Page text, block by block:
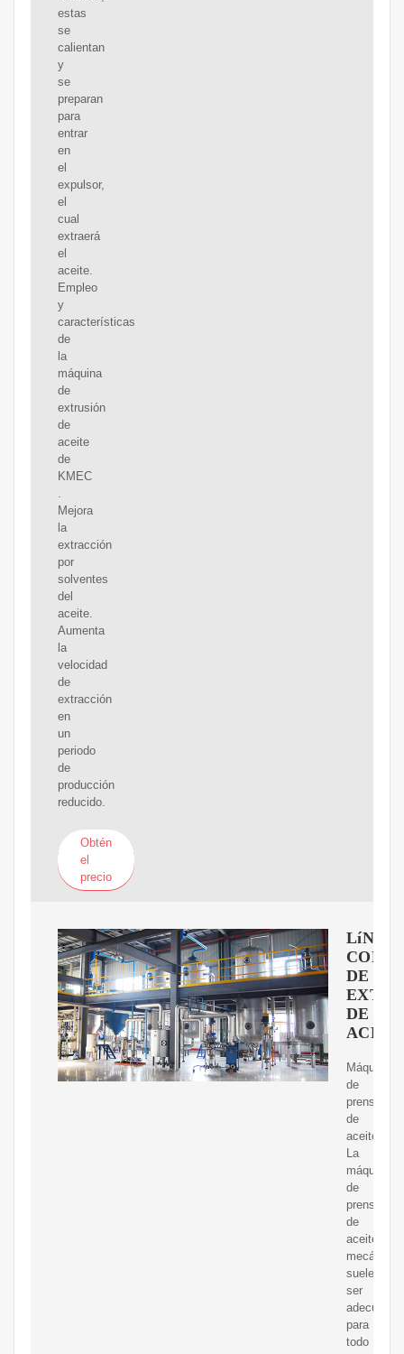
estas
se
calientan
y
se
preparan
para
entrar
en
el
expulsor,
el
cual
extraerá
el
aceite.
Empleo
y
características
de
la
máquina
de
extrusión
de
aceite
de
KMEC
.
Mejora
la
extracción
por
solventes
del
aceite.
Aumenta
la
velocidad
de
extracción
en
un
periodo
de
producción
reducido.
Obtén
el
precio
LíNEA
DE
DE
Máquina
de
prensa
de
aceite.
La
máquina
de
prensa
de
aceite
mecánica
suele
ser
adecuada
para
todo